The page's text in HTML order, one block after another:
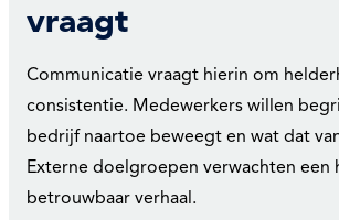
vraagt
Communicatie vraagt hierin om
consistentie. Medewerkers willen
bedrijf naartoe beweegt en wat dat
Externe doelgroepen verwachten een
betrouwbaar verhaal.